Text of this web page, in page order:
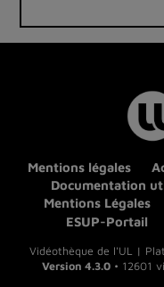
Mentions légales
Documentation
Mentions Légales
ESUP-Portail
Vidéothèque de l'UL |
Version 4.3.0 • 12601